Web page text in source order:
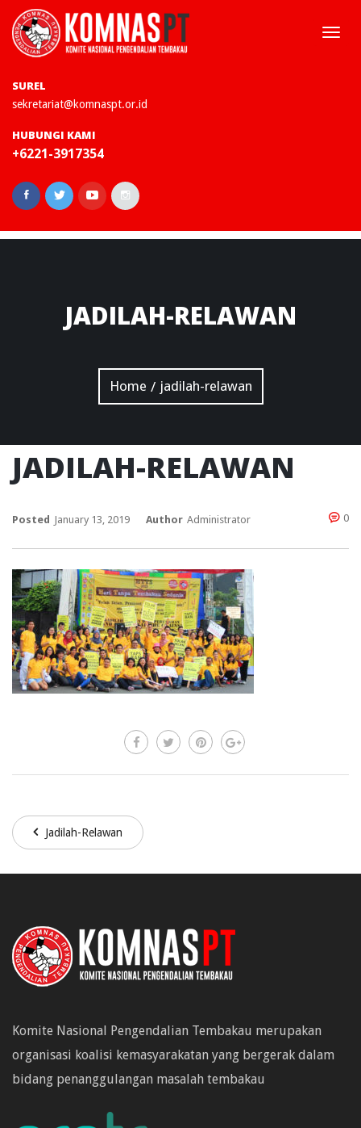
SUREL
sekretariat@komnaspt.or.id
HUBUNGI KAMI
+6221-3917354
JADILAH-RELAWAN
Home / jadilah-relawan
JADILAH-RELAWAN
Posted January 13, 2019 Author Administrator 0
Jadilah-Relawan
Komite Nasional Pengendalian Tembakau merupakan
organisasi koalisi kemasyarakatan yang bergerak dalam
bidang penanggulangan masalah tembakau